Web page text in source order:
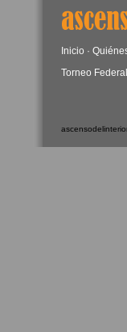
Inicio ·
Torneo